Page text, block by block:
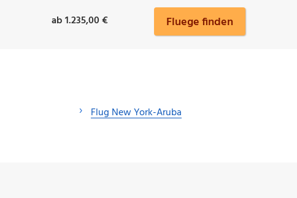
ab 1.235,00 € Fluege finden
Flug New York-Aruba